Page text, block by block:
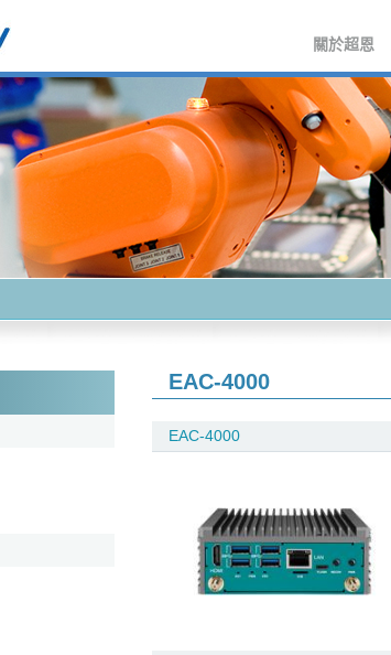
關於超恩
EAC-4000
EAC-4000